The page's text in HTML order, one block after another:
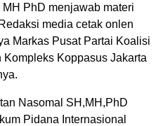
PhD menjawab materi
media cetak onlen
Markas Pusat Partai Koalisi
Koppasus Jakarta
Nasomal SH,MH,PhD
Pidana Internasional